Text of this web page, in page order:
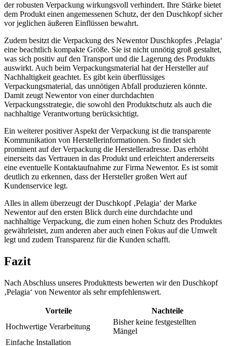
der robusten Verpackung wirkungsvoll verhindert. Ihre Stärke bietet
dem Produkt einen angemessenen Schutz, der den Duschkopf sicher
vor jeglichen äußeren Einflüssen bewahrt.
Zudem besitzt die Verpackung des Newentor Duschkopfes ‚Pelagia‘
eine beachtlich kompakte Größe. Sie ist nicht unnötig groß gestaltet,
was sich positiv auf den Transport und die Lagerung des Produkts
auswirkt. Auch beim Verpackungsmaterial hat der Hersteller auf
Nachhaltigkeit geachtet. Es gibt kein überflüssiges
Verpackungsmaterial, das unnötigen Abfall produzieren könnte.
Damit zeugt Newentor von einer durchdachten
Verpackungsstrategie, die sowohl den Produktschutz als auch die
nachhaltige Verantwortung berücksichtigt.
Ein weiterer positiver Aspekt der Verpackung ist die transparente
Kommunikation von Herstellerinformationen. So findet sich
prominent auf der Verpackung die Herstelleradresse. Das erhöht
einerseits das Vertrauen in das Produkt und erleichtert andererseits
eine eventuelle Kontaktaufnahme zur Firma Newentor. Es ist somit
deutlich zu erkennen, dass der Hersteller großen Wert auf
Kundenservice legt.
Alles in allem überzeugt der Duschkopf ‚Pelagia‘ der Marke
Newentor auf den ersten Blick durch eine durchdachte und
nachhaltige Verpackung, die zum einen hohen Schutz des Produktes
gewährleistet, zum anderen aber auch einen Fokus auf die Umwelt
legt und zudem Transparenz für die Kunden schafft.
Fazit
Nach Abschluss unseres Produkttests bewerten wir den Duschkopf
‚Pelagia‘ von Newentor als sehr empfehlenswert.
Vorteile
Nachteile
Hochwertige Verarbeitung
Bisher keine festgestellten
Mängel
Einfache Installation